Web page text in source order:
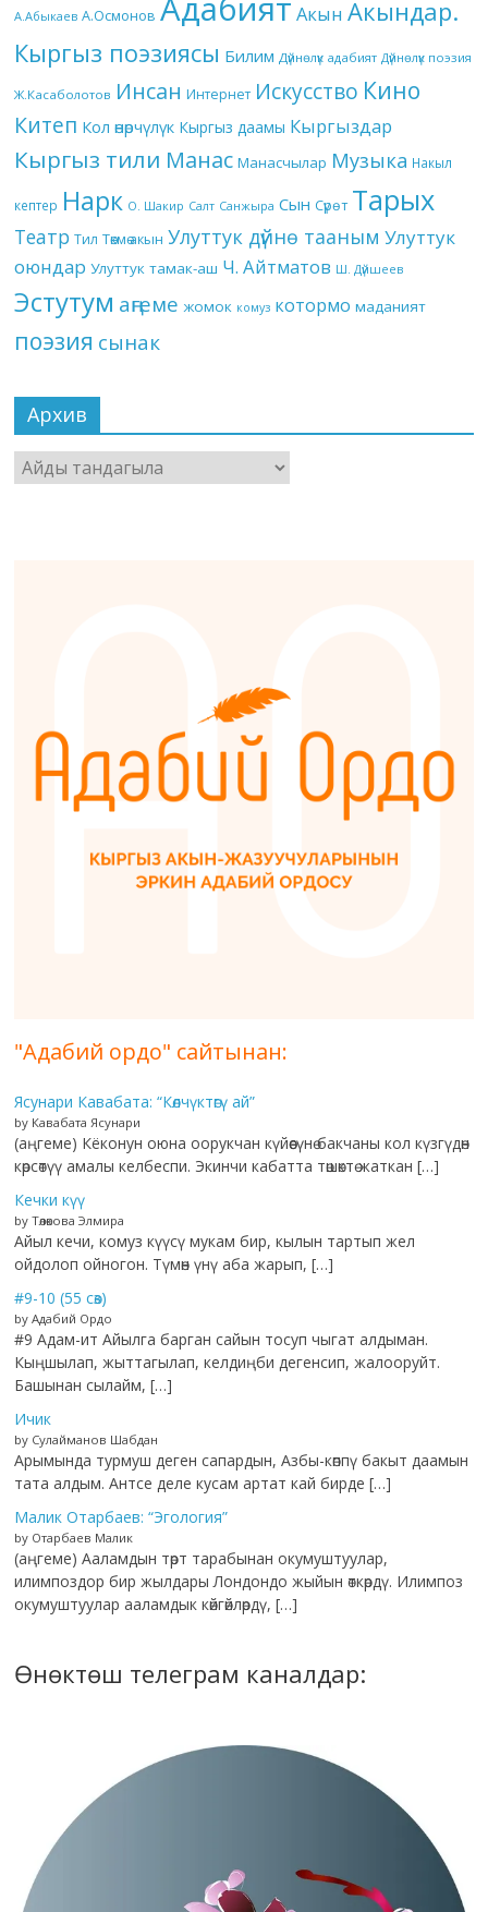
А.Абыкаев А.Осмонов Акын Акындар.
Кыргыз поэзиясы Билим Дүйнөлүк адабият Дүйнөлүк поэзия
Ж.Касаболотов Инсан Интернет Искусство Кино
Китеп Кол өнөрчүлүк Кыргыз даамы Кыргыздар
Кыргыз тили Манас Манасчылар Музыка Накыл
кептер Нарк О. Шакир Салт Санжыра Сын Сүрөт Тарых
Театр Тил Төкмө акын Улуттук дүйнө тааным Улуттук
оюндар Улуттук тамак-аш Ч. Айтматов Ш. Дүйшеев
Эстутум аңгеме жомок комуз котормо маданият
поэзия сынак
Архив
Архив
"Адабий ордо" сайтынан:
Ясунари Кавабата: “Көлчүктөгү ай”
by Кавабата Ясунари
(аңгеме) Кёконун оюна оорукчан күйөөсүнө бакчаны кол күзгүдөн
көрсөтүү амалы келбеспи. Экинчи кабатта төшөктө жаткан […]
Кечки күү
by Төлөкова Элмира
Айыл кечи, комуз күүсү мукам бир, кылын тартып жел
ойдолоп ойногон. Түмөн үнү аба жарып, […]
#9-10 (55 сөз)
by Адабий Ордо
#9 Адам-ит Айылга барган сайын тосуп чыгат алдыман.
Кыңшылап, жыттагылап, келдиңби дегенсип, жалооруйт.
Башынан сылайм, […]
Ичик
by Сулайманов Шабдан
Арымында турмуш деген сапардын, Азбы-көппү бакыт даамын
тата алдым. Антсе деле кусам артат кай бирде […]
Малик Отарбаев: “Эгология”
by Отарбаев Малик
(аңгеме) Ааламдын төрт тарабынан окумуштуулар,
илимпоздор бир жылдары Лондондо жыйын өткөрдү. Илимпоз
окумуштуулар ааламдык көйгөйлөрдү, […]
Өнөктөш телеграм каналдар: